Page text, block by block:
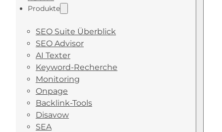
Produkte
SEO Suite Überblick
SEO Advisor
AI Texter
Keyword-Recherche
Monitoring
Onpage
Backlink-Tools
Disavow
SEA